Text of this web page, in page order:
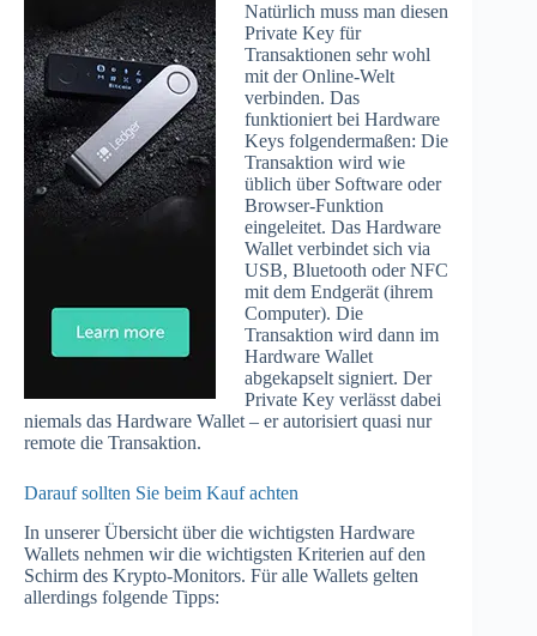
Natürlich muss man diesen
Private Key für
Transaktionen sehr wohl
mit der Online-Welt
verbinden. Das
funktioniert bei Hardware
Keys folgendermaßen: Die
Transaktion wird wie
üblich über Software oder
Browser-Funktion
eingeleitet. Das Hardware
Wallet verbindet sich via
USB, Bluetooth oder NFC
mit dem Endgerät (ihrem
Computer). Die
Transaktion wird dann im
Hardware Wallet
abgekapselt signiert. Der
Private Key verlässt dabei
niemals das Hardware Wallet – er autorisiert quasi nur
remote die Transaktion.
Darauf sollten Sie beim Kauf achten
In unserer Übersicht über die wichtigsten Hardware
Wallets nehmen wir die wichtigsten Kriterien auf den
Schirm des Krypto-Monitors. Für alle Wallets gelten
allerdings folgende Tipps: